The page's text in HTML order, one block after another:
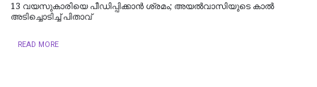
13 വയസുകാരിയെ പീഡിപ്പിക്കാൻ ശ്രമം; അയല്‍വാസിയുടെ കാല്‍
അടിച്ചൊടിച്ച് പിതാവ്
READ MORE